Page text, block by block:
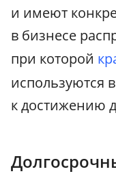
и имеют
в бизнесе
при которой
используются
к достижению